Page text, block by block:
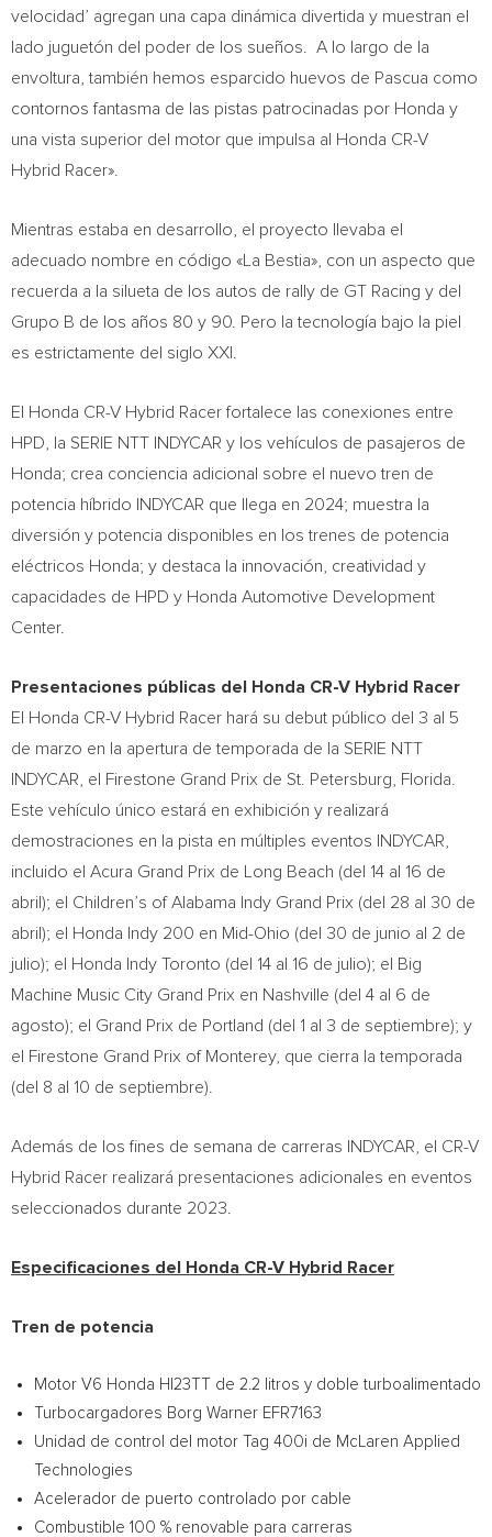
velocidad’ agregan una capa dinámica divertida y muestran el
lado juguetón del poder de los sueños. A lo largo de la
envoltura, también hemos esparcido huevos de Pascua como
contornos fantasma de las pistas patrocinadas por Honda y
una vista superior del motor que impulsa al Honda CR-V
Hybrid Racer».
Mientras estaba en desarrollo, el proyecto llevaba el
adecuado nombre en código «La Bestia», con un aspecto que
recuerda a la silueta de los autos de rally de GT Racing y del
Grupo B de los años 80 y 90.
Pero la tecnología bajo la piel
es estrictamente del siglo XXI.
El Honda CR-V Hybrid Racer fortalece las conexiones entre
HPD, la SERIE NTT INDYCAR y los vehículos de pasajeros de
Honda; crea conciencia adicional sobre el nuevo tren de
potencia híbrido INDYCAR que llega en 2024; muestra la
diversión y potencia disponibles en los trenes de potencia
eléctricos Honda; y destaca la innovación, creatividad y
capacidades de HPD y Honda Automotive Development
Center.
Presentaciones públicas del Honda CR-V Hybrid Racer
El Honda CR-V Hybrid Racer hará su debut público del 3 al 5
de marzo en la apertura de temporada de la SERIE NTT
INDYCAR, el Firestone Grand Prix de St. Petersburg , Florida.
Este vehículo único estará en exhibición y realizará
demostraciones en la pista en múltiples eventos INDYCAR,
incluido el Acura Grand Prix de
Long Beach (del 14 al 16 de
abril); el Children’s of Alabama Indy Grand Prix (del 28 al 30 de
abril); el Honda Indy 200 en Mid-Ohio (del 30 de junio al 2 de
julio); el Honda Indy Toronto (del 14 al 16 de julio); el Big
Machine Music City Grand Prix en Nashville (del 4 al 6 de
agosto); el Grand Prix de Portland (del 1 al 3 de septiembre); y
el Firestone Grand Prix of Monterey, que cierra la temporada
(del 8 al 10 de septiembre).
Además de los fines de semana de carreras INDYCAR, el CR-V
Hybrid Racer realizará presentaciones adicionales en eventos
seleccionados durante 2023.
Especificaciones del Honda CR-V Hybrid Racer
Tren de potencia
Motor V6 Honda HI23TT de 2.2 litros y doble turboalimentado
Turbocargadores Borg Warner EFR7163
Unidad de control del motor Tag 400i de McLaren Applied
Technologies
Acelerador de puerto controlado por cable
Combustible 100 % renovable para carreras